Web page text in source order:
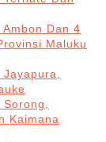
Dan 4
Maluku
Kaimana